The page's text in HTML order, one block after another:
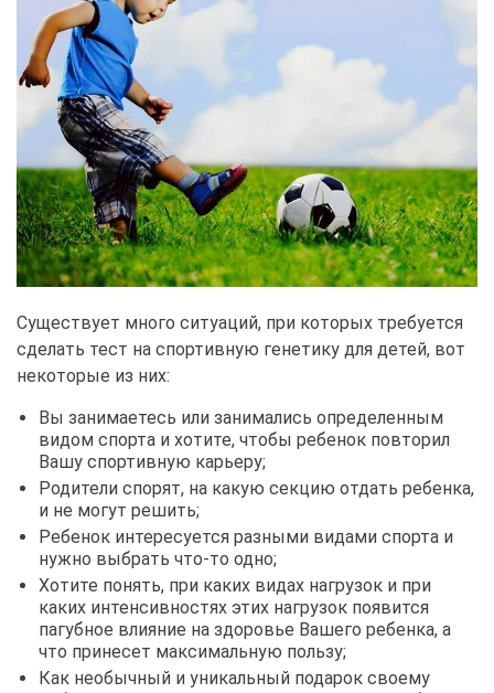
Существует много ситуаций, при которых требуется
сделать тест на спортивную генетику для детей, вот
некоторые из них:
Вы занимаетесь или занимались определенным
видом спорта и хотите, чтобы ребенок повторил
Вашу спортивную карьеру;
Родители спорят, на какую секцию отдать ребенка,
и не могут решить;
Ребенок интересуется разными видами спорта и
нужно выбрать что-то одно;
Хотите понять, при каких видах нагрузок и при
каких интенсивностях этих нагрузок появится
пагубное влияние на здоровье Вашего ребенка, а
что принесет максимальную пользу;
Как необычный и уникальный подарок своему